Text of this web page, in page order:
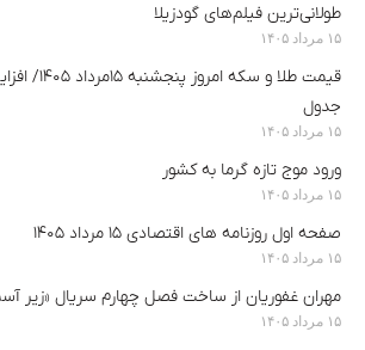
طولانی‌ترین فیلم‌های گودزیلا
۱۵ مرداد ۱۴۰۵
قیمت طلا و
جدول
۱۵ مرداد ۱۴۰۵
ورود موج تازه گرما به کشور
۱۵ مرداد ۱۴۰۵
صفحه اول روزنامه های اقتصادی ۱۵ مرداد ۱۴۰۵
۱۵ مرداد ۱۴۰۵
مهران غفوریان از ساخت فصل چهارم سریال «زیر
۱۵ مرداد ۱۴۰۵